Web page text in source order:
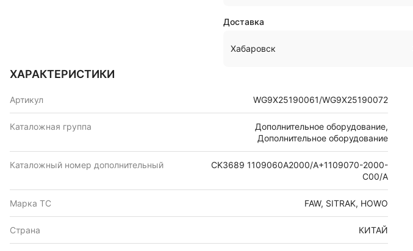
Доставка
Хабаровск
ХАРАКТЕРИСТИКИ
Артикул WG9X25190061/WG9X25190072
Каталожная группа
Дополнительное оборудование,
Дополнительное оборудование
Каталожный номер дополнительный
CK3689 1109060A2000/A+1109070-2000-
C00/A
Марка ТС FAW, SITRAK, HOWO
Страна КИТАЙ